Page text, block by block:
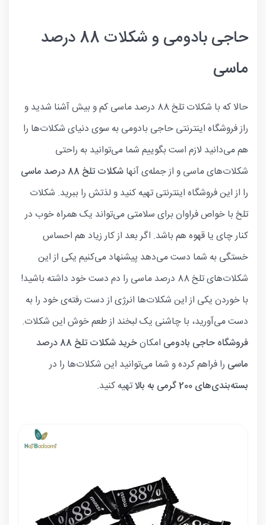
حاجی بادومی و شکلات 88 درصد
ماسی
حالا که با شکلات تلخ 88 درصد ماسی کم و بیش آشنا شدید و
راز فروشگاه اینترنتی حاجی بادومی به سوی دنیای شکلات‌ها را
هم می‌دانید لازم است بگوییم شما می‌توانید به راحتی
شکلات‌های ماسی و از جمله‌ی آنهاشکلات تلخ 88 درصد ماسی
را از این فروشگاه اینترنتی تهیه کنید و لذتش را ببرید. شکلات
تلخ با خواص فراوان برای سلامتی می‌تواند یک همراه خوب در
کنار چای یا قهوه هم باشد. اگر بعد از کار زیاد هم احساس
خستگی به شما دست می‌دهد پیشنهاد می‌کنیم یکی از این
شکلات‌های تلخ 88 درصد ماسی را دم دست خود داشته باشید!
با خوردن یکی از این شکلات‌ها انرژی از دست رفته‌ی خود را به
دست می‌آورید، با چاشنی یک لبخند از طعم خوش این شکلات.
فروشگاه حاجی بادومی امکانخرید شکلات تلخ 88 درصد
ماسی را فراهم کرده و شما می‌توانید این شکلات‌ها را در
بسته‌بندی‌های 200 گرمی به بالا
تهیه کنید.